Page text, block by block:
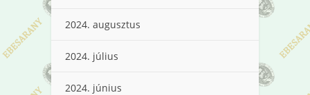
2024. augusztus
2024. július
2024. június